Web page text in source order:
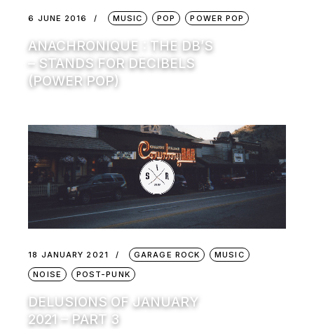
6 JUNE 2016 MUSIC POP POWER POP
ANACHRONIQUE : THE DB’S
– STANDS FOR DECIBELS
(POWER POP)
18 JANUARY 2021 GARAGE ROCK
MUSIC
NOISE
POST-PUNK
DELUSIONS OF JANUARY
2021 – PART 3